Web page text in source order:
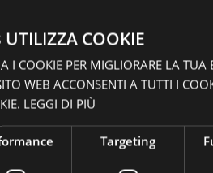
COOKIE
I COOKIE PER MIGLIORARE LA TUA
WEB ACCONSENTI A TUTTI I
LEGGI DI PIÙ
Targeting